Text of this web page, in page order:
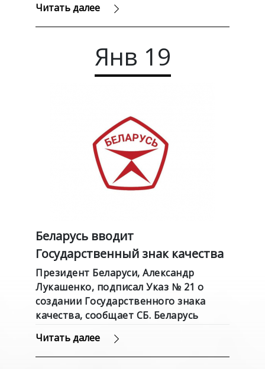
Читать далее
Янв 19
Беларусь вводит
Государственный знак качества
Президент Беларуси, Александр
Лукашенко, подписал Указ № 21 о
создании Государственного знака
качества, сообщает СБ. Беларусь
Читать далее